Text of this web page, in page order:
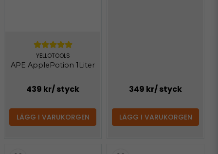
YELLOTOOLS
APE ApplePotion 1Liter
439 kr/ styck
LÄGG I VARUKORGEN
349 kr/ styck
LÄGG I VARUKORGEN